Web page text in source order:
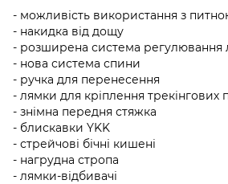
- можливість використання з
- накидка від дощу
- розширена система регулювання
- нова система спини
- ручка для перенесення
- лямки для кріплення трекінгових
- знімна передня стяжка
- блискавки YKK
- стрейчові бічні кишені
- нагрудна стропа
- лямки-відбивачі